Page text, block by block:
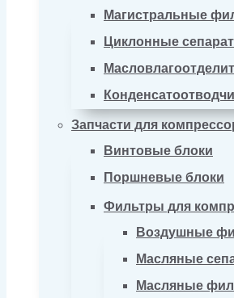
Магистральные
Циклонные
Запчасти для
Винтовые блоки
Поршневые блоки
Фильтры для
Воздушные
Масляные
Масляные